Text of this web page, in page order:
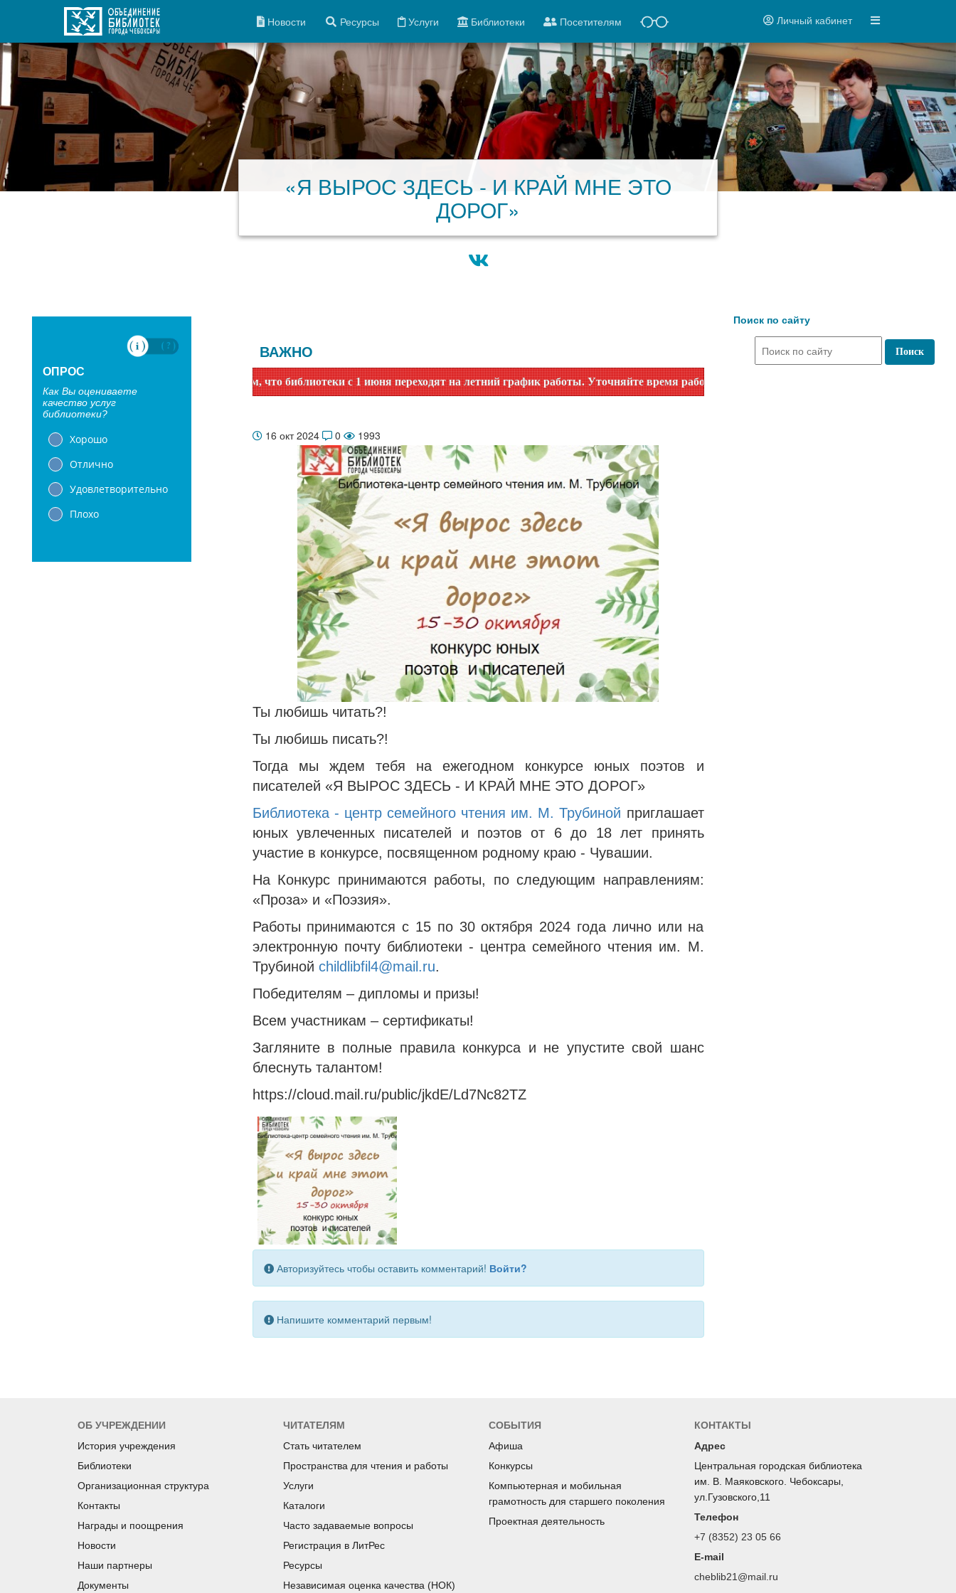
Новости Ресурсы Услуги Библиотеки Посетителям Личный кабинет
«Я ВЫРОС ЗДЕСЬ - И КРАЙ МНЕ ЭТО
ДОРОГ»
ОПРОС
Как Вы оцениваете
качество услуг
библиотеки?
Хорошо
Отлично
Удовлетворительно
Плохо
ВАЖНО
Уважаемые читатели! Сообщаем, что библиотеки с 1 июня переходят на летний график работы. Уточняйте время работы по номеру телефона или на сайте в разделе
16 окт 2024 0 1993
Ты любишь читать?!
Ты любишь писать?!
Тогда мы ждем тебя на ежегодном конкурсе юных поэтов и
писателей «Я ВЫРОС ЗДЕСЬ - И КРАЙ МНЕ ЭТО ДОРОГ»
Библиотека - центр семейного чтения им. М. Трубиной приглашает
юных увлеченных писателей и поэтов от 6 до 18 лет принять
участие в конкурсе, посвященном родному краю - Чувашии.
На Конкурс принимаются работы, по следующим направлениям:
«Проза» и «Поэзия».
Работы принимаются с 15 по 30 октября 2024 года лично или на
электронную почту библиотеки - центра семейного чтения им. М.
Трубиной childlibfil4@mail.ru.
Победителям – дипломы и призы!
Всем участникам – сертификаты!
Загляните в полные правила конкурса и не упустите свой шанс
блеснуть талантом!
https://cloud.mail.ru/public/jkdE/Ld7Nc82TZ
Авторизуйтесь чтобы оставить комментарий! Войти?
Напишите комментарий первым!
Поиск по сайту
ОБ УЧРЕЖДЕНИИ
История учреждения
Библиотеки
Организационная структура
Контакты
Награды и поощрения
Новости
Наши партнеры
Документы
ЧИТАТЕЛЯМ
Стать читателем
Пространства для чтения и работы
Услуги
Каталоги
Часто задаваемые вопросы
Регистрация в ЛитРес
Ресурсы
Независимая оценка качества (НОК)
СОБЫТИЯ
Афиша
Конкурсы
Компьютерная и мобильная
грамотность для старшего поколения
Проектная деятельность
КОНТАКТЫ
Адрес
Центральная городская библиотека
им. В. Маяковского. Чебоксары,
ул.Гузовского,11
Телефон
+7 (8352) 23 05 66
E-mail
cheblib21@mail.ru